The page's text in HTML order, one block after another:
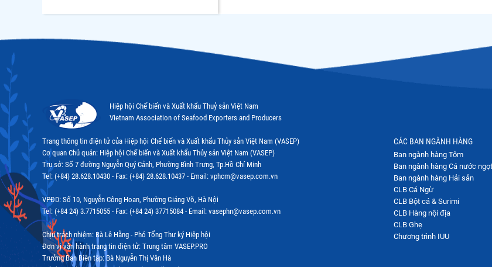
Hiệp hội Chế biến và Xuất khẩu Thuỷ sản Việt Nam
Vietnam Association of Seafood Exporters and Producers
Trang thông tin điện tử của Hiệp hội Chế biến và Xuất khẩu Thủy sản Việt Nam (VASEP)
Cơ quan Chủ quản: Hiệp hội Chế biến và Xuất khẩu Thủy sản Việt Nam (VASEP)
Trụ sở: Số 7 đường Nguyễn Quý Cảnh, Phường Bình Trưng, Tp.Hồ Chí Minh
Tel: (+84) 28.628.10430 - Fax: (+84) 28.628.10437 - Email: vphcm@vasep.com.vn
VPĐD: Số 10, Nguyễn Công Hoan, Phường Giảng Võ, Hà Nội
Tel: (+84 24) 3.7715055 - Fax: (+84 24) 37715084 - Email: vasephn@vasep.com.vn
Chịu trách nhiệm: Bà Lê Hằng - Phó Tổng Thư ký Hiệp hội
Đơn vị vận hành trang tin điện tử: Trung tâm VASEP.PRO
Trưởng Ban Biên tập: Bà Nguyễn Thị Vân Hà
CÁC BAN NGÀNH HÀNG
Ban ngành hàng Tôm
Ban ngành hàng Cá nước ngọt
Ban ngành hàng Hải sản
CLB Cá Ngừ
CLB Bột cá & Surimi
CLB Hàng nội địa
CLB Ghẹ
Chương trình IUU